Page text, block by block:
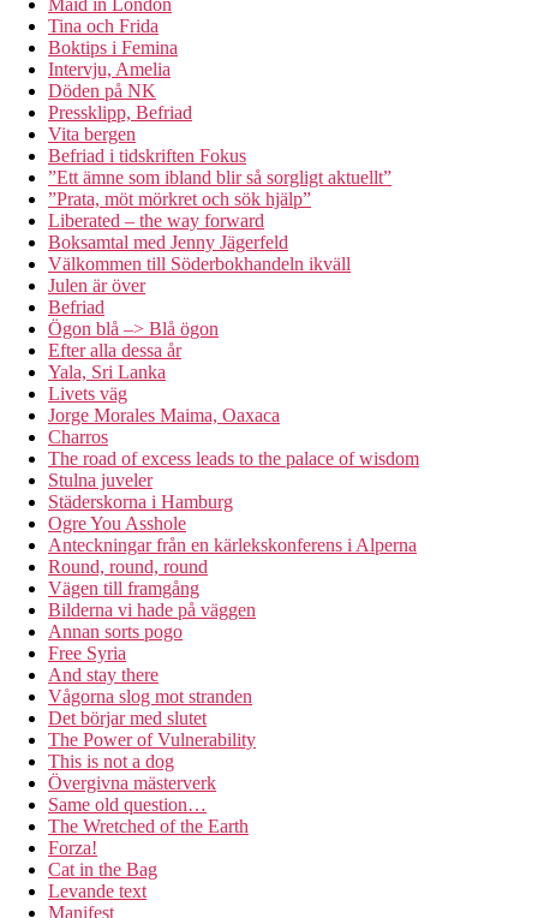
Tina och Frida
Boktips i Femina
Intervju, Amelia
Döden på NK
Pressklipp, Befriad
Vita bergen
Befriad i tidskriften Fokus
”Ett ämne som ibland blir så sorgligt aktuellt”
”Prata, möt mörkret och sök hjälp”
Liberated – the way forward
Boksamtal med Jenny Jägerfeld
Välkommen till Söderbokhandeln ikväll
Julen är över
Befriad
Ögon blå –> Blå ögon
Efter alla dessa år
Yala, Sri Lanka
Livets väg
Jorge Morales Maima, Oaxaca
Charros
The road of excess leads to the palace of wisdom
Stulna juveler
Städerskorna i Hamburg
Ogre You Asshole
Anteckningar från en kärlekskonferens i Alperna
Round, round, round
Vägen till framgång
Bilderna vi hade på väggen
Annan sorts pogo
Free Syria
And stay there
Vågorna slog mot stranden
Det börjar med slutet
The Power of Vulnerability
This is not a dog
Övergivna mästerverk
Same old question…
The Wretched of the Earth
Forza!
Cat in the Bag
Levande text
Manifest